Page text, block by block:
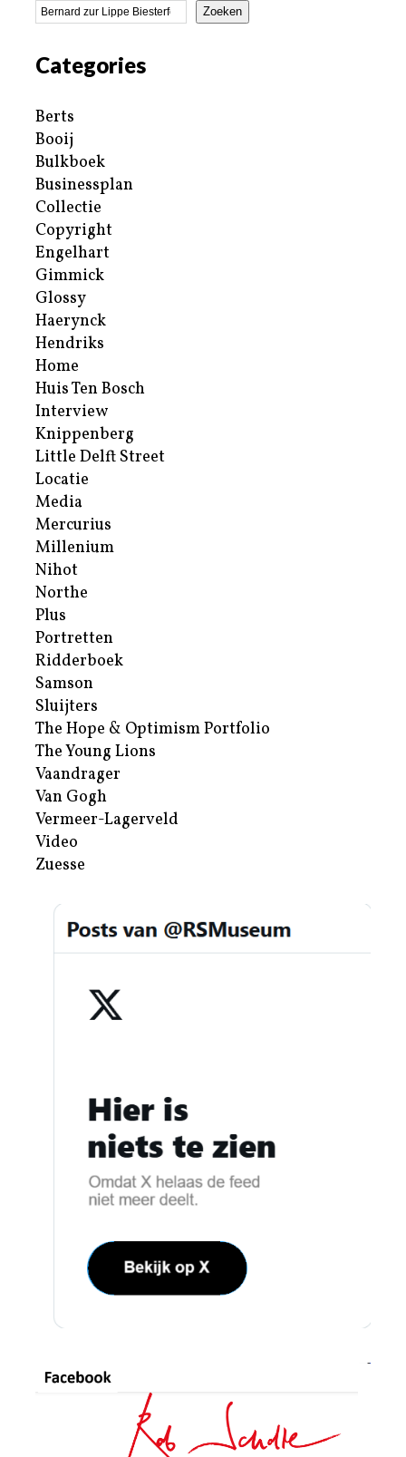
Zoeken
Categories
Berts
Booij
Bulkboek
Businessplan
Collectie
Copyright
Engelhart
Gimmick
Glossy
Haerynck
Hendriks
Home
Huis Ten Bosch
Interview
Knippenberg
Little Delft Street
Locatie
Media
Mercurius
Millenium
Nihot
Northe
Plus
Portretten
Ridderboek
Samson
Sluijters
The Hope & Optimism Portfolio
The Young Lions
Vaandrager
Van Gogh
Vermeer-Lagerveld
Video
Zuesse